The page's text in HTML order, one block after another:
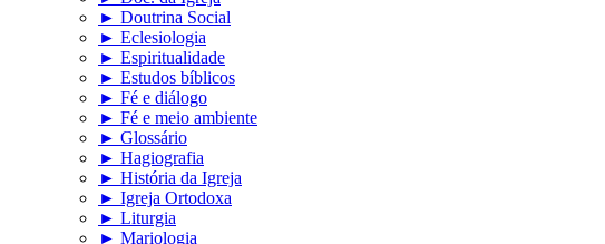
► Doutrina Social
► Eclesiologia
► Espiritualidade
► Estudos bíblicos
► Fé e diálogo
► Fé e meio ambiente
► Glossário
► Hagiografia
► História da Igreja
► Igreja Ortodoxa
► Liturgia
► Mariologia